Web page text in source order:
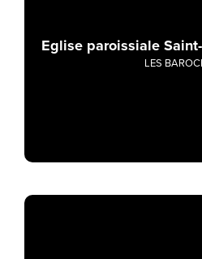
Eglise paroissiale
LES